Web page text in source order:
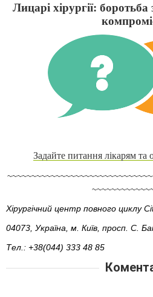
Лицарі хірургії:
Задайте питання лікарям та
Хірургічний центр повного циклу
04073, Україна, м. Київ, просп. С.
Тел.: +38(044) 333 48 85